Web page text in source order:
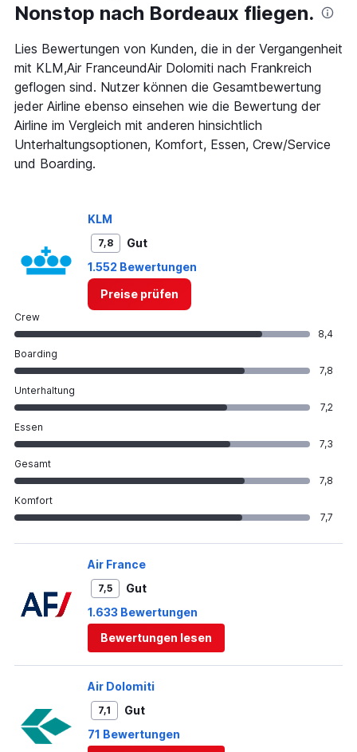
Nonstop nach Bordeaux fliegen.
Lies Bewertungen von Kunden, die in der Vergangenheit
mit KLM,Air FranceundAir Dolomiti nach Frankreich
geflogen sind. Nutzer können die Gesamtbewertung
jeder Airline ebenso einsehen wie die Bewertung der
Airline im Vergleich mit anderen hinsichtlich
Unterhaltungsoptionen, Komfort, Essen, Crew/Service
und Boarding.
KLM
7,8
Gut
1.552 Bewertungen
Preise prüfen
Crew
8,4
Boarding
7,8
Unterhaltung
7,2
Essen
7,3
Gesamt
7,8
Komfort
7,7
Air France
7,5
Gut
1.633 Bewertungen
Bewertungen lesen
Air Dolomiti
7,1
Gut
71 Bewertungen